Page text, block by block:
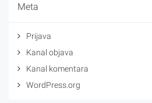
Meta
Prijava
Kanal objava
Kanal komentara
WordPress.org